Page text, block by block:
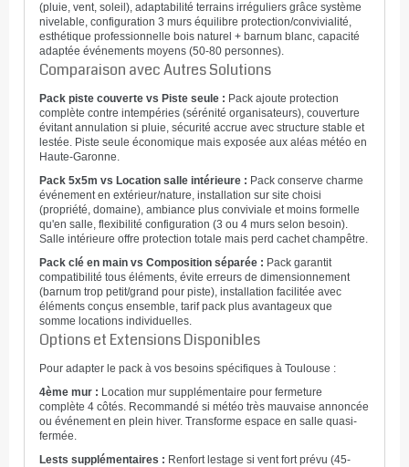
(pluie, vent, soleil), adaptabilité terrains irréguliers grâce système
nivelable, configuration 3 murs équilibre protection/convivialité,
esthétique professionnelle bois naturel + barnum blanc, capacité
adaptée événements moyens (50-80 personnes).
Comparaison avec Autres Solutions
Pack piste couverte vs Piste seule : Pack ajoute protection
complète contre intempéries (sérénité organisateurs), couverture
évitant annulation si pluie, sécurité accrue avec structure stable et
lestée. Piste seule économique mais exposée aux aléas météo en
Haute-Garonne.
Pack 5x5m vs Location salle intérieure : Pack conserve charme
événement en extérieur/nature, installation sur site choisi
(propriété, domaine), ambiance plus conviviale et moins formelle
qu'en salle, flexibilité configuration (3 ou 4 murs selon besoin).
Salle intérieure offre protection totale mais perd cachet champêtre.
Pack clé en main vs Composition séparée : Pack garantit
compatibilité tous éléments, évite erreurs de dimensionnement
(barnum trop petit/grand pour piste), installation facilitée avec
éléments conçus ensemble, tarif pack plus avantageux que
somme locations individuelles.
Options et Extensions Disponibles
Pour adapter le pack à vos besoins spécifiques à Toulouse :
4ème mur : Location mur supplémentaire pour fermeture
complète 4 côtés. Recommandé si météo très mauvaise annoncée
ou événement en plein hiver. Transforme espace en salle quasi-
fermée.
Lests supplémentaires : Renfort lestage si vent fort prévu (45-